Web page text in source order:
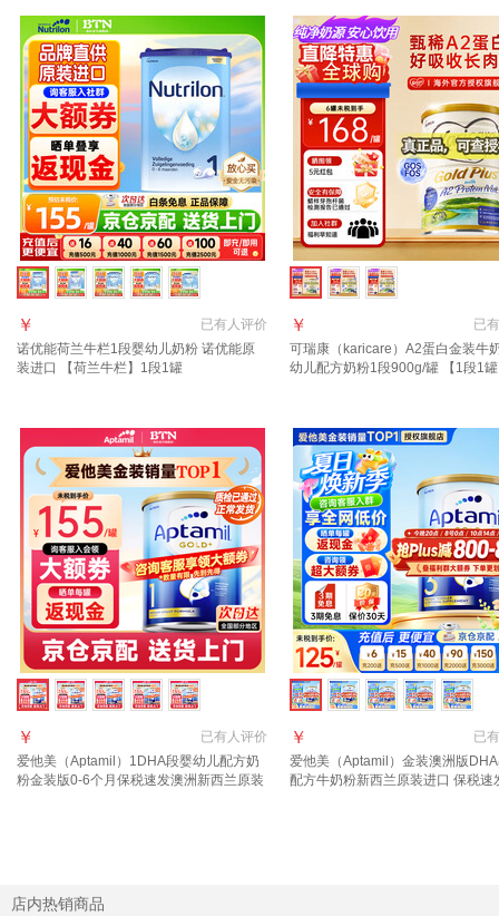
已有人评价
￥
诺优能荷兰牛栏1段婴幼儿奶粉 诺优能原
装进口 【荷兰牛栏】1段1罐
已有
￥
可瑞康（karicare）A2蛋白金装牛
幼儿配方奶粉1段900g/罐 【1段1
已有人评价
￥
爱他美（Aptamil）1DHA段婴幼儿配方奶
粉金装版0-6个月保税速发澳洲新西兰原装
已有
￥
爱他美（Aptamil）金装澳洲版
配方牛奶粉新西兰原装进口 保税速
店内热销商品